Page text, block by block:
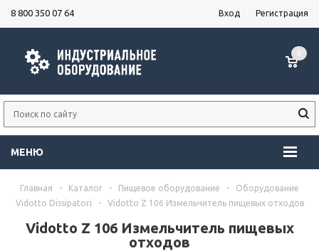
8 800 350 07 64 Вход Регистрация
МЕНЮ
0
Главная - Каталог - Пищевое оборудование -
Оборудование
Vidotto Dissipatori
- Vidotto Z 106 Измельчитель пищевых отходов
Vidotto Z 106 Измельчитель пищевых
отходов